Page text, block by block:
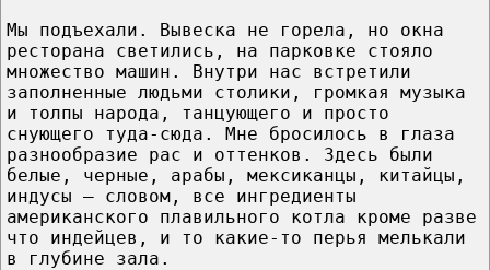
Мы подъехали. Вывеска не горела, но окна
ресторана светились, на парковке стояло
множество машин. Внутри нас встретили
заполненные людьми столики, громкая музыка
и толпы народа, танцующего и просто
снующего туда-сюда. Мне бросилось в глаза
разнообразие рас и оттенков. Здесь были
белые, черные, арабы, мексиканцы, китайцы,
индусы – словом, все ингредиенты
американского плавильного котла кроме разве
что индейцев, и то какие-то перья мелькали
в глубине зала.